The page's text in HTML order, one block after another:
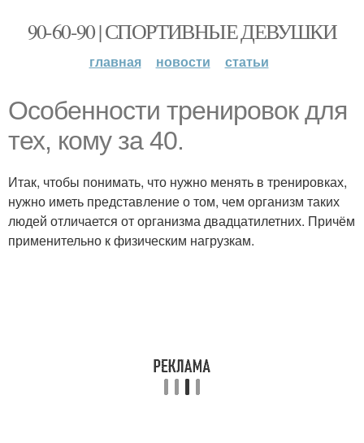
90-60-90 | СПОРТИВНЫЕ ДЕВУШКИ
главная новости статьи
Особенности тренировок для
тех, кому за 40.
Итак, чтобы понимать, что нужно менять в тренировках,
нужно иметь представление о том, чем организм таких
людей отличается от организма двадцатилетних. Причём
применительно к физическим нагрузкам.